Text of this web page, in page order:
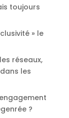
toujours
» le
réseaux,
les
?